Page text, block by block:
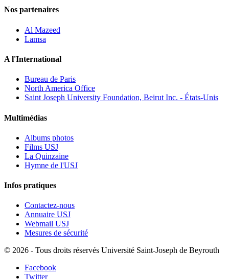
Nos partenaires
Al Mazeed
Lamsa
A l'International
Bureau de Paris
North America Office
Saint Joseph University Foundation, Beirut Inc. - États-Unis
Multimédias
Albums photos
Films USJ
La Quinzaine
Hymne de l'USJ
Infos pratiques
Contactez-nous
Annuaire USJ
Webmail USJ
Mesures de sécurité
© 2026 - Tous droits réservés Université Saint-Joseph de Beyrouth
Facebook
Twitter